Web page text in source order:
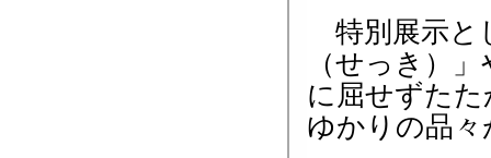
特別展示と
（せっき）
に屈せずた
ゆかりの品